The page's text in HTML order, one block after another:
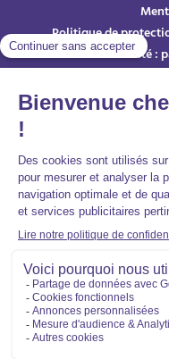
Politique de
Accessibilité :